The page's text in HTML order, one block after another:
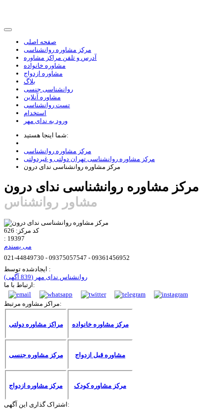
صفحه اصلی
مرکز مشاوره روانشناسی
آدرس و تلفن مراکز مشاوره
مشاوره خانواده
مشاوره ازدواج
بلاگ
روانشناسی جنسی
مشاوره آنلاین
تست روانشناسی
استخدام
ورود به ندای مهر
شما اینجا هستید:
مرکز مشاوره روانشناسی
مرکز مشاوره روانشناسی تهران دولتی و غیردولتی
مرکز مشاوره روانشناسی ندای درون
مرکز مشاوره روانشناسی ندای درون
مشاور روانشناس
کد مرکز: 626
: 19397
می پسندم
021-44849730 - 09375057547 - 09361456952
ایجادشده توسط :
روانشناس ندای مهر (839 آگهی)
ارتباط با ما:
مراکز مشاوره مرتبط:
مراکز مشاوره دولتی مرکز مشاوره خانواده
مرکز مشاوره جنسی مشاوره قبل ازدواج
مرکز مشاوره ازدواج مرکز مشاوره کودک
اشتراک گذاری این آگهی: